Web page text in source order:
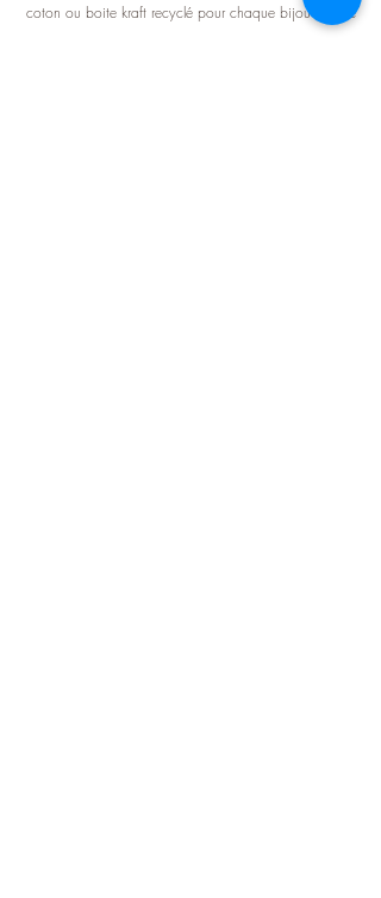
coton ou boite kraft recyclé pour chaque bijou acheté